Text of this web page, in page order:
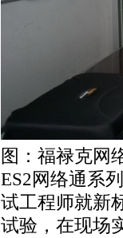
图：福禄克网
ES2网络通系
试工程师就新
试验，在现场